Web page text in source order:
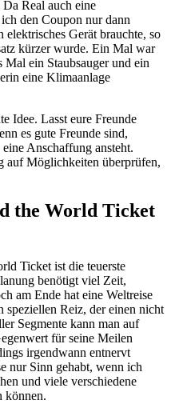
Real auch eine
den Coupon nur dann
Gerät brauchte, so
kürzer wurde. Ein Mal war
ein Staubsauger und ein
eine Klimaanlage
Idee. Lasst eure Freunde
es gute Freunde sind,
Anschaffung ansteht.
auf Möglichkeiten überprüfen,
the World Ticket
Ticket ist die teuerste
benötigt viel Zeit,
am Ende hat eine Weltreise
speziellen Reiz, der einen nicht
Segmente kann man auf
für seine Meilen
irgendwann entnervt
nur Sinn gehabt, wenn ich
und viele verschiedene
können.